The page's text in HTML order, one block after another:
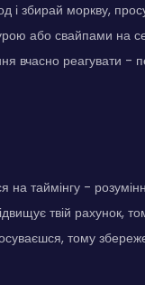
збирай моркву,
або свайпами на
вчасно
таймінгу -
твій рахунок,
тому